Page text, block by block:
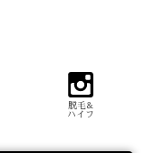
脱毛&
ハイフ